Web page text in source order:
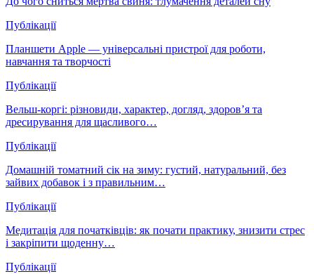
Публікації
Планшети Apple — універсальні пристрої для роботи,
навчання та творчості
Публікації
Вельш-коргі: різновиди, характер, догляд, здоров’я та
дресирування для щасливого…
Публікації
Домашній томатний сік на зиму: густий, натуральний, без
зайвих добавок і з правильним…
Публікації
Медитація для початківців: як почати практику, знизити стрес
і закріпити щоденну…
Публікації